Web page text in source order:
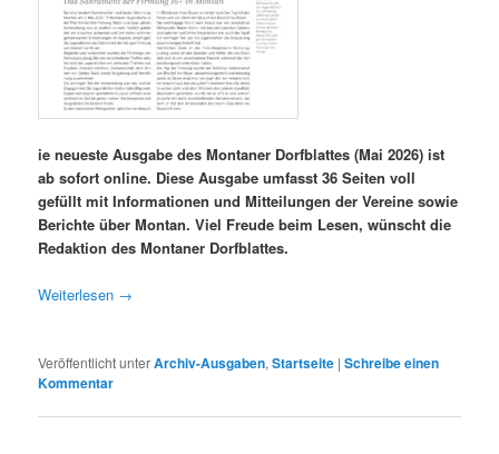
ie neueste Ausgabe des Montaner Dorfblattes (Mai 2026) ist
ab sofort online. Diese Ausgabe umfasst 36 Seiten voll
gefüllt mit Informationen und Mitteilungen der Vereine sowie
Berichte über Montan. Viel Freude beim Lesen, wünscht die
Redaktion des Montaner Dorfblattes.
Weiterlesen →
Veröffentlicht unterArchiv-Ausgaben,Startseite |Schreibe einen
Kommentar